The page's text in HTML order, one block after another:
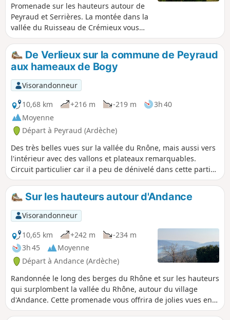
Promenade sur les hauteurs autour de
Peyraud et Serrières. La montée dans la
vallée du Ruisseau de Crémieux vous
mènera jusqu'au petit village de Bogy.
La randonnée vous offrira de nombreux
points de vue en surplomb sur la vallée
du Rhône et sur les Alpes si la visibilité
le permet.
De Verlieux sur la commune de Peyraud
aux hameaux de Bogy
Visorandonneur
10,68 km
+216 m -219 m
3h 40
Moyenne
Départ à Peyraud (Ardèche)
Des très belles vues sur la vallée du Rnône, mais aussi vers
l'intérieur avec des vallons et plateaux remarquables.
Circuit particulier car il a peu de dénivelé dans cette partie
de l'Ardèche qui alterne champs et bois à plusieurs
reprises. Il peut aussi être réduit à 7,6 km pour les
randonneurs de l'après-midi en hiver. À tous les
randonneurs n'hésitez pas à mettre des photos en
précisant l'endroit sur le circuit. ATTENTION ! Un
randonneur m'a signalé, de faire très attention, suite aux
pluies importantes, que le passage le long du ruisseau est
très difficile. Je conseille les randonneurs d'attendre, quatre
ou cinq jours après les pluies, pour faire cette randonnée.
Sur les hauteurs autour d'Andance
Visorandonneur
10,65 km
+242 m
-234 m
3h 45
Moyenne
Départ à Andance (Ardèche)
Randonnée le long des berges du Rhône et sur les hauteurs
qui surplombent la vallée du Rhône, autour du village
d'Andance. Cette promenade vous offrira de jolies vues en
surplomb sur la vallée de ce fleuve majestueux.